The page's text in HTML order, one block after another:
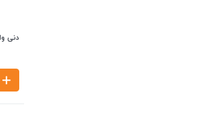
دنی